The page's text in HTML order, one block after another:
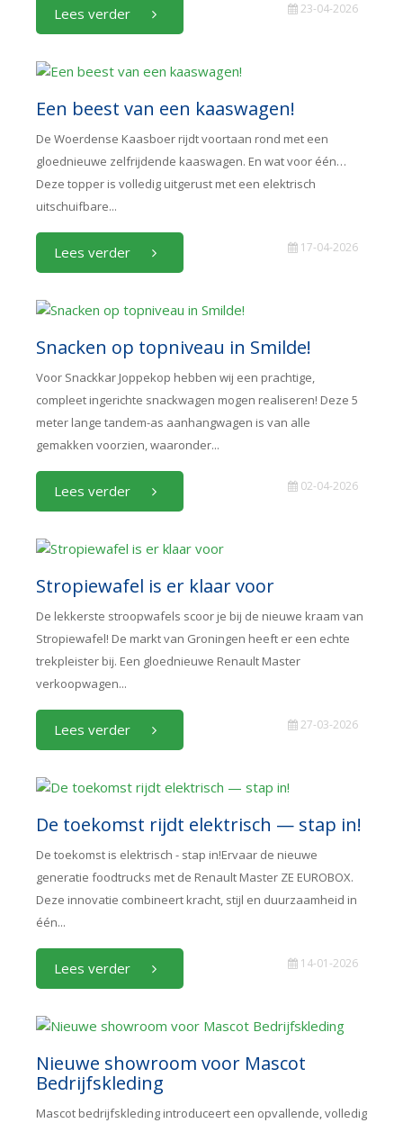
Lees verder 23-04-2026
Een beest van een kaaswagen!
De Woerdense Kaasboer rijdt voortaan rond met een
gloednieuwe zelfrijdende kaaswagen. En wat voor één…
Deze topper is volledig uitgerust met een elektrisch
uitschuifbare...
Lees verder 17-04-2026
Snacken op topniveau in Smilde!
Voor Snackkar Joppekop hebben wij een prachtige,
compleet ingerichte snackwagen mogen realiseren! Deze 5
meter lange tandem-as aanhangwagen is van alle
gemakken voorzien, waaronder...
Lees verder 02-04-2026
Stropiewafel is er klaar voor
De lekkerste stroopwafels scoor je bij de nieuwe kraam van
Stropiewafel! De markt van Groningen heeft er een echte
trekpleister bij. Een gloednieuwe Renault Master
verkoopwagen...
Lees verder 27-03-2026
De toekomst rijdt elektrisch — stap in!
De toekomst is elektrisch - stap in!Ervaar de nieuwe
generatie foodtrucks met de Renault Master ZE EUROBOX.
Deze innovatie combineert kracht, stijl en duurzaamheid in
één...
Lees verder 14-01-2026
Nieuwe showroom voor Mascot
Bedrijfskleding
Mascot bedrijfskleding introduceert een opvallende, volledig